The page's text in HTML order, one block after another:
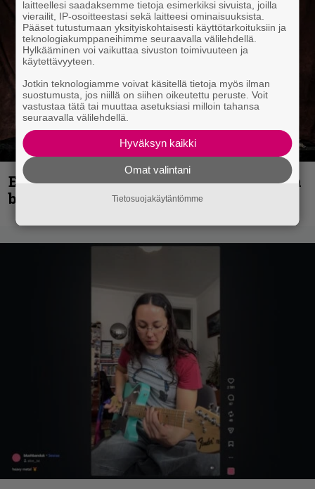
Espoon syyskuu käynnistyy kotimaisen
black metalin merkeissä
laitteellesi saadaksemme tietoja esimerkiksi sivuista, joilla
vierailit, IP-osoitteestasi sekä laitteesi ominaisuuksista.
Pääset tutustumaan yksityiskohtaisesti käyttötarkoituksiin ja
teknologiakumppaneihimme seuraavalla välilehdellä.
Hylkääminen voi vaikuttaa sivuston toimivuuteen ja
käytettävyyteen.
Jotkin teknologiamme voivat käsitellä tietoja myös ilman
suostumusta, jos niillä on siihen oikeutettu peruste. Voit
vastustaa tätä tai muuttaa asetuksiasi milloin tahansa
seuraavalla välilehdellä.
Hyväksyn kaikki
Omat valintani
Tietosuojakäytäntömme